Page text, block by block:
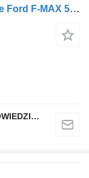
Valvola EGR GC46 per trattore stradale Ford F-MAX 500
QINDITO SPÓŁKA Z OGRANICZONĄ ODPOWIEDZIALNOŚCIĄ